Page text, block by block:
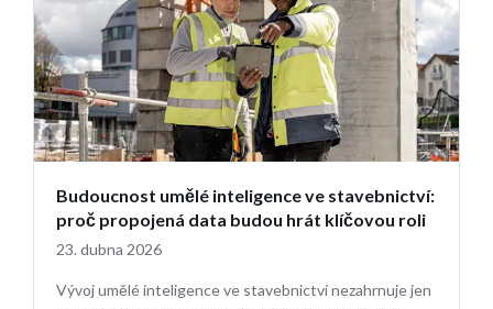
Budoucnost umělé inteligence ve stavebnictví:
proč propojená data budou hrát klíčovou roli
23. dubna 2026
Vývoj umělé inteligence ve stavebnictví nezahrnuje jen